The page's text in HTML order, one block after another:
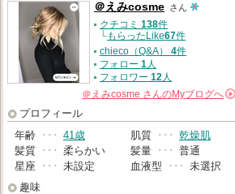
＠えみcosme さん
クチコミ 138件
└もらったLike67件
chieco（Q&A） 4件
フォロー 1人
フォロワー 12人
＠えみcosme さんのMyブログへ
プロフィール
年齢 ･･･ 41歳 肌質 ･･･ 乾燥肌
髪質 ･･･ 柔らかい 髪量 ･･･ 普通
星座 ･･･ 未設定 血液型 ･･･ 未選択
趣味